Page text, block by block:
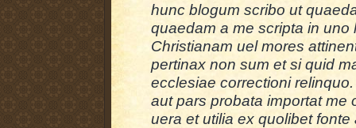
hunc blogum scribo ut
quaedam a me scripta in
Christianam uel mores
pertinax non sum et si quid
ecclesiae correctioni
aut pars probata importat me
uera et utilia ex quolibet fonte